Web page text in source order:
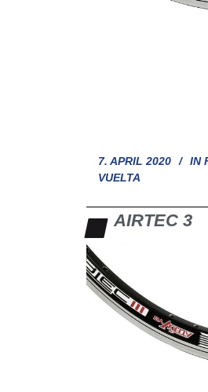
7. APRIL 2020 IN
VUELTA
AIRTEC 3